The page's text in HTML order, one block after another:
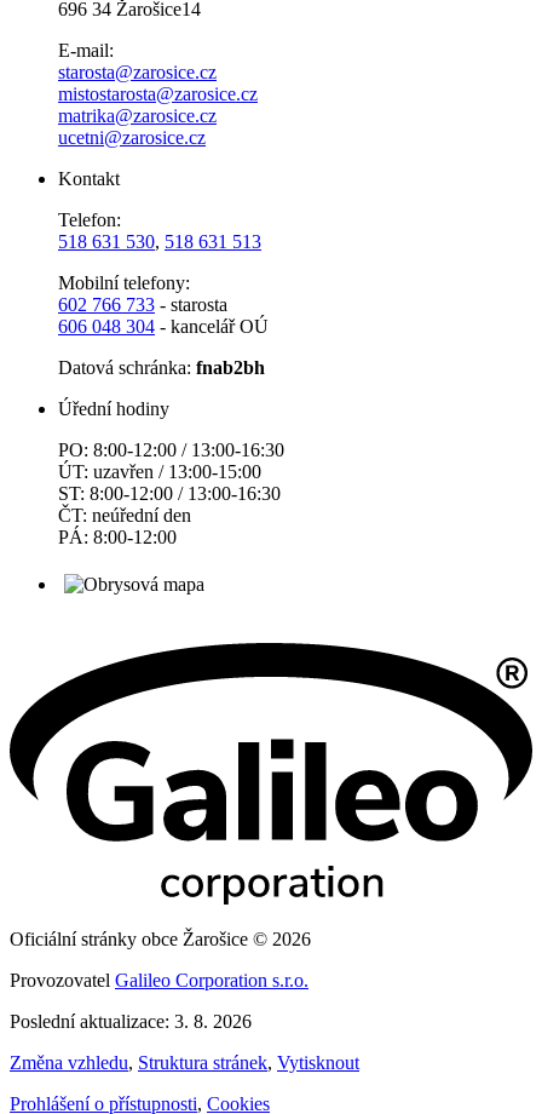
696 34 Žarošice14
E-mail:
starosta@zarosice.cz
mistostarosta@zarosice.cz
matrika@zarosice.cz
ucetni@zarosice.cz
Kontakt
Telefon:
518 631 530, 518 631 513
Mobilní telefony:
602 766 733 - starosta
606 048 304 - kancelář OÚ
Datová schránka: fnab2bh
Úřední hodiny
PO: 8:00-12:00 / 13:00-16:30
ÚT: uzavřen / 13:00-15:00
ST: 8:00-12:00 / 13:00-16:30
ČT: neúřední den
PÁ: 8:00-12:00
Oficiální stránky obce Žarošice © 2026
Provozovatel Galileo Corporation s.r.o.
Poslední aktualizace: 3. 8. 2026
Změna vzhledu, Struktura stránek, Vytisknout
Prohlášení o přístupnosti, Cookies